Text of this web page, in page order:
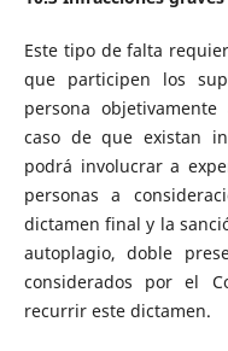
Este tipo de falta
que participen los
persona
caso de que existan
podrá involucrar a
personas a
dictamen final y la
autoplagio, doble
considerados por el
recurrir este dictamen.